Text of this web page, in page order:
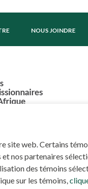
NOUS JOINDRE
PAR
site web. Certains
nos partenaires
des témoins
sur les témoins,